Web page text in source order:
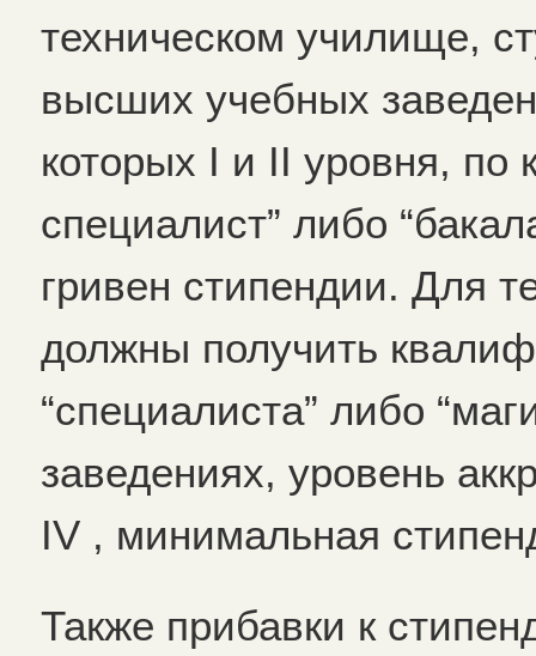
техническом училище,
высших учебных
которых I и II уровня,
специалист” либо
гривен стипендии. Для
должны получить
“специалиста” либо
заведениях, уровень
IV , минимальная
Также прибавки к